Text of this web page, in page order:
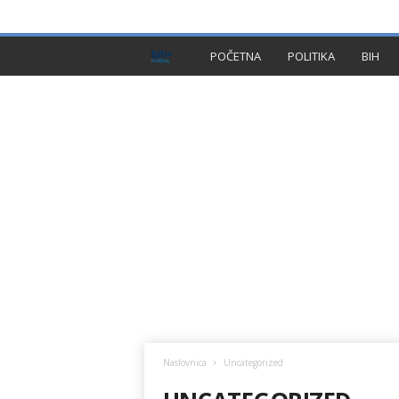
POČETNA POLITIKA BIH
Naslovnica Uncategorized